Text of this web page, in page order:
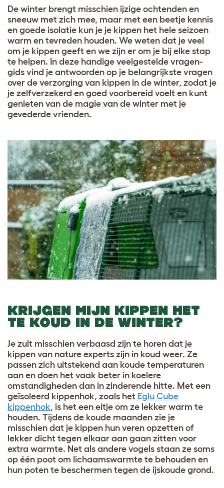
De winter brengt misschien ijzige ochtenden en
sneeuw met zich mee, maar met een beetje kennis
en goede isolatie kun je je kippen het hele seizoen
warm en tevreden houden. We weten dat je veel
om je kippen geeft en we zijn er om je bij elke stap
te helpen. In deze handige veelgestelde vragen-
gids vind je antwoorden op je belangrijkste vragen
over de verzorging van kippen in de winter, zodat je
je zelfverzekerd en goed voorbereid voelt en kunt
genieten van de magie van de winter met je
gevederde vrienden.
KRIJGEN MIJN KIPPEN HET
TE KOUD IN DE WINTER?
Je zult misschien verbaasd zijn te horen dat je
kippen van nature experts zijn in koud weer. Ze
passen zich uitstekend aan koude temperaturen
aan en doen het vaak beter in koelere
omstandigheden dan in zinderende hitte. Met een
geïsoleerd kippenhok, zoals het Eglu Cube
kippenhok, is het een eitje om ze lekker warm te
houden. Tijdens de koude maanden zie je
misschien dat je kippen hun veren opzetten of
lekker dicht tegen elkaar aan gaan zitten voor
extra warmte. Net als andere vogels staan ze soms
op één poot om lichaamswarmte te behouden en
hun poten te beschermen tegen de ijskoude grond.